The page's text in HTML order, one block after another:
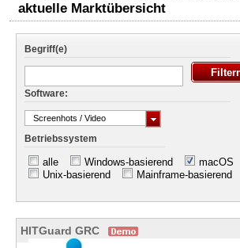
aktuelle Marktübersicht
Begriff(e)
Software:
Screenhots / Video
Betriebssystem
alle Windows-basierend
macOS
Unix-basierend
Mainframe-basierend
HITGuard GRC